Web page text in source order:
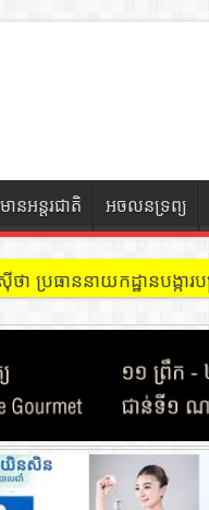
ានអន្តរជាតិ អចលនទ្រព្យ
ប្រធាននាយកដ្ឋានបង្ការ